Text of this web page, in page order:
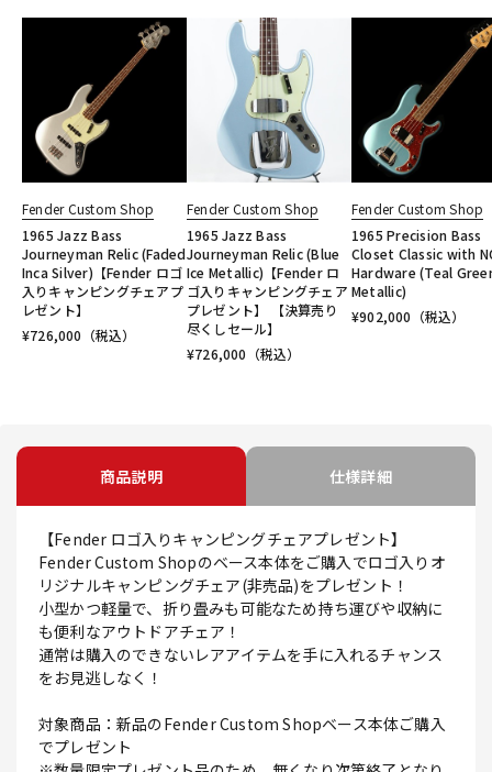
Fender Custom Shop
1965 Jazz Bass
Journeyman Relic (Faded
Inca Silver)【Fender ロゴ
入りキャンピングチェアプ
レゼント】
¥726,000 （税込）
Fender Custom Shop
1965 Jazz Bass
Journeyman Relic (Blue
Ice Metallic)【Fender ロ
ゴ入りキャンピングチェア
プレゼント】 【決算売り
尽くしセール】
¥726,000 （税込）
Fender Custom Shop
1965 Precision Bass
Closet Classic with
Hardware (Teal
Metallic)
¥902,000 （税込）
商品説明 仕様詳細
【Fender ロゴ入りキャンピングチェアプレゼント】
Fender Custom Shopのベース本体をご購入でロゴ入りオ
リジナルキャンピングチェア(非売品)をプレゼント！
小型かつ軽量で、折り畳みも可能なため持ち運びや収納に
も便利なアウトドアチェア！
通常は購入のできないレアアイテムを手に入れるチャンス
をお見逃しなく！
対象商品：新品のFender Custom Shopベース本体ご購入
でプレゼント